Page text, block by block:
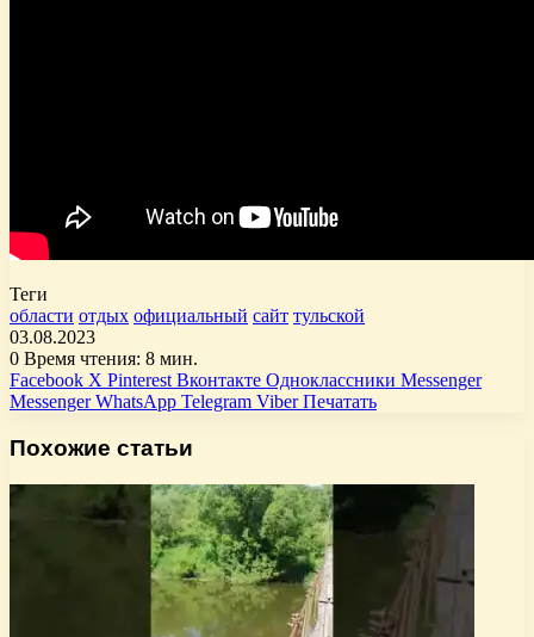
Теги
области отдых официальный сайт тульской
03.08.2023
0 Время чтения: 8 мин.
Facebook X Pinterest Вконтакте Одноклассники Messenger
Messenger WhatsApp Telegram Viber Печатать
Похожие статьи